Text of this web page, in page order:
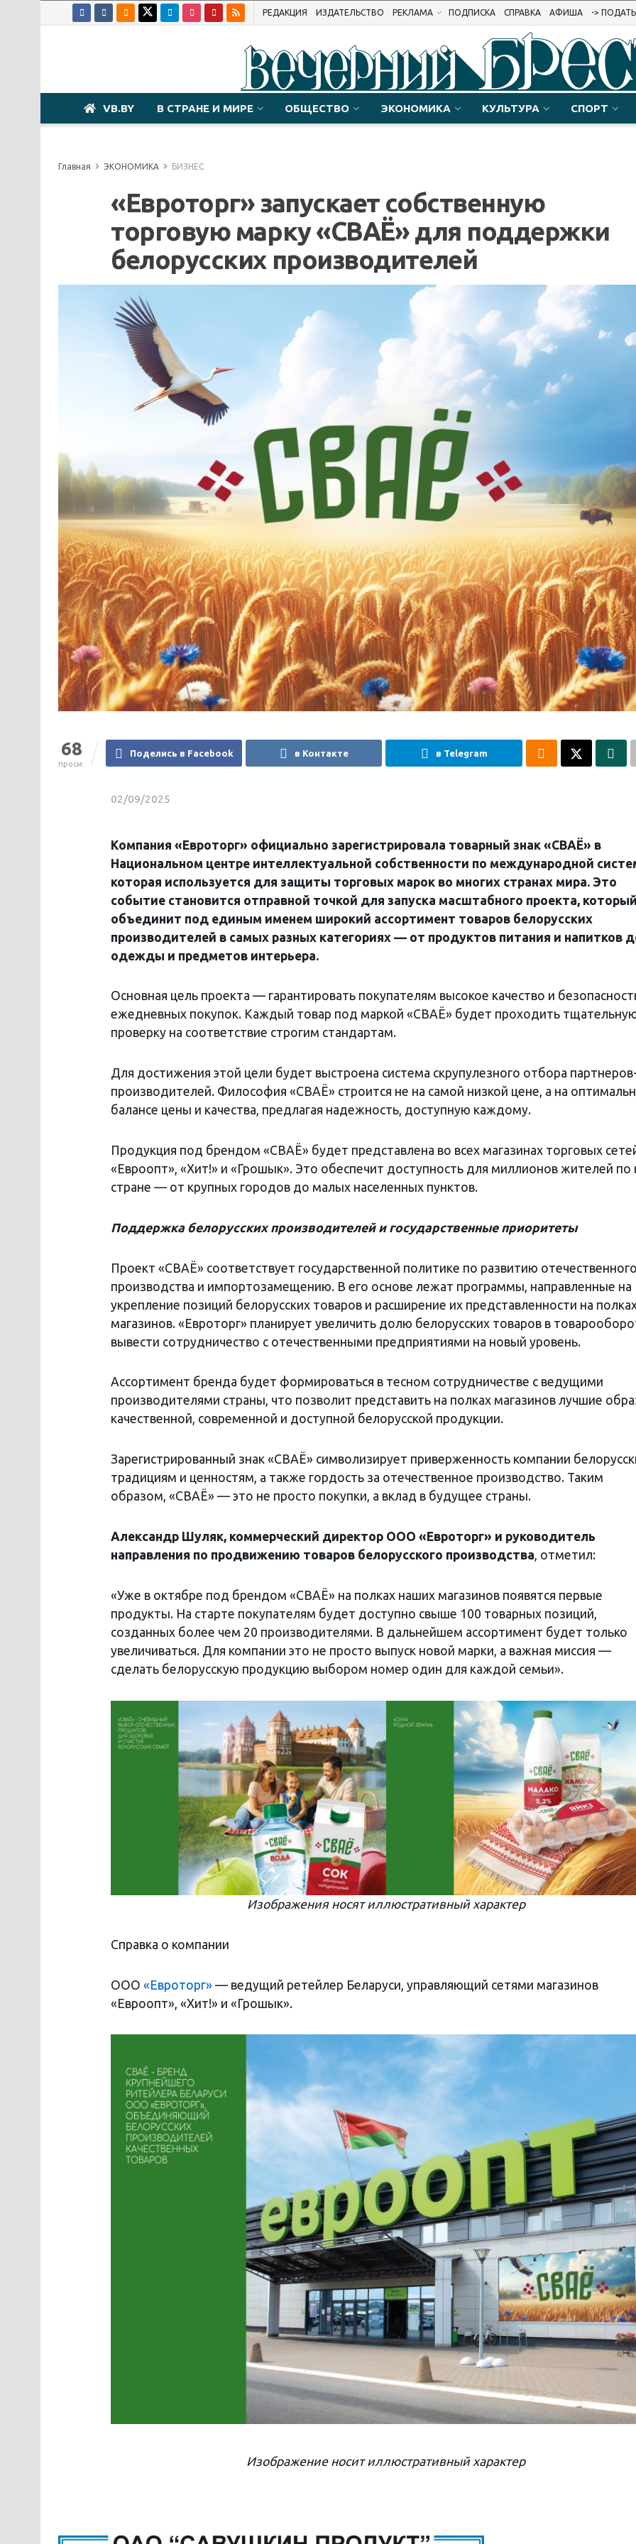
РЕДАКЦИЯ ИЗДАТЕЛЬСТВО РЕКЛАМА ПОДПИСКА СПРАВКА АФИША ->
VB.BY В СТРАНЕ И МИРЕ ОБЩЕСТВО ЭКОНОМИКА КУЛЬТУРА СПОРТ
Главная ЭКОНОМИКА БИЗНЕС
«Евроторг» запускает собственную
торговую марку «СВАЁ» для поддержки
белорусских производителей
68
просм.
Поделись в Facebook в Контакте в Telegram
02/09/2025
Компания «Евроторг» официально зарегистрировала товарный знак «СВАЁ» в
Национальном центре интеллектуальной собственности по международной
которая используется для защиты торговых марок во многих странах мира. Это
событие становится отправной точкой для запуска масштабного проекта, который
объединит под единым именем широкий ассортимент товаров белорусских
производителей в самых разных категориях — от продуктов питания и напитков
одежды и предметов интерьера.
Основная цель проекта — гарантировать покупателям высокое качество и
ежедневных покупок. Каждый товар под маркой «СВАЁ» будет проходить
проверку на соответствие строгим стандартам.
Для достижения этой цели будет выстроена система скрупулезного отбора партнеров-
производителей. Философия «СВАЁ» строится не на самой низкой цене, а на
балансе цены и качества, предлагая надежность, доступную каждому.
Продукция под брендом «СВАЁ» будет представлена во всех магазинах торговых
«Евроопт», «Хит!» и «Грошык». Это обеспечит доступность для миллионов жителей по
стране — от крупных городов до малых населенных пунктов.
Поддержка белорусских производителей и государственные приоритеты
Проект «СВАЁ» соответствует государственной политике по развитию отечественного
производства и импортозамещению. В его основе лежат программы, направленные на
укрепление позиций белорусских товаров и расширение их представленности на
магазинов. «Евроторг» планирует увеличить долю белорусских товаров в
вывести сотрудничество с отечественными предприятиями на новый уровень.
Ассортимент бренда будет формироваться в тесном сотрудничестве с ведущими
производителями страны, что позволит представить на полках магазинов лучшие
качественной, современной и доступной белорусской продукции.
Зарегистрированный знак «СВАЁ» символизирует приверженность компании
традициям и ценностям, а также гордость за отечественное производство. Таким
образом, «СВАЁ» — это не просто покупки, а вклад в будущее страны.
Александр Шуляк, коммерческий директор ООО «Евроторг» и руководитель
направления по продвижению товаров белорусского производства, отметил:
«Уже в октябре под брендом «СВАЁ» на полках наших магазинов появятся первые
продукты. На старте покупателям будет доступно свыше 100 товарных позиций,
созданных более чем 20 производителями. В дальнейшем ассортимент будет только
увеличиваться. Для компании это не просто выпуск новой марки, а важная миссия —
сделать белорусскую продукцию выбором номер один для каждой семьи».
Изображения носят иллюстративный характер
Справка о компании
ООО «Евроторг» — ведущий ретейлер Беларуси, управляющий сетями магазинов
«Евроопт», «Хит!» и «Грошык».
Изображение носит иллюстративный характер